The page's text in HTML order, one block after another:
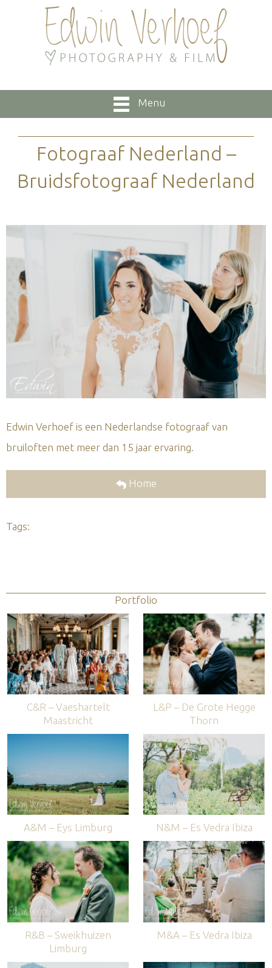
Menu
Fotograaf Nederland –
Bruidsfotograaf Nederland
Edwin Verhoef is een Nederlandse fotograaf van
bruiloften met meer dan 15 jaar ervaring.
Home
Tags:
Portfolio
C&R – Vaeshartelt
Maastricht
L&P – De Grote Hegge
Thorn
A&M – Eys Limburg N&M – Es Vedra Ibiza
R&B – Sweikhuizen
Limburg
M&A – Es Vedra Ibiza